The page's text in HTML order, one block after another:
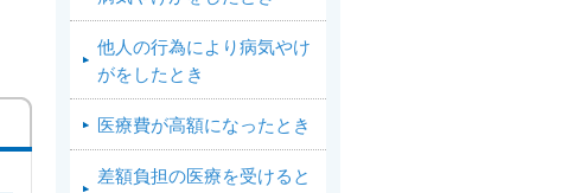
他人の行為により病気やけ
がをしたとき
医療費が高額になったとき
差額負担の医療を受けると